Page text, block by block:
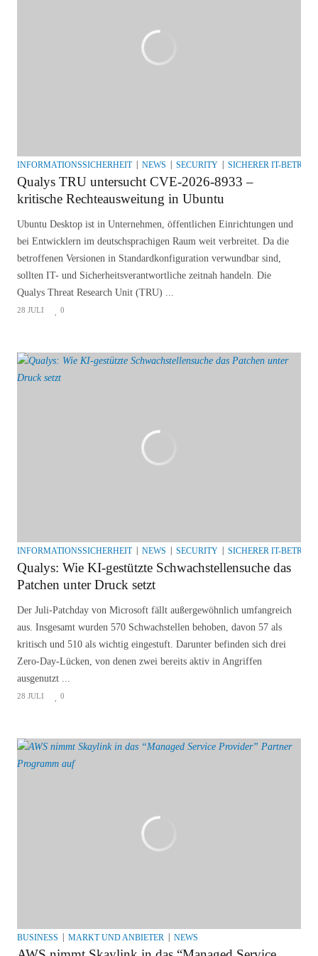
INFORMATIONSSICHERHEIT NEWS SECURITY SICHERER IT-BETRIEB
Qualys TRU untersucht CVE-2026-8933 –
kritische Rechteausweitung in Ubuntu
Ubuntu Desktop ist in Unternehmen, öffentlichen Einrichtungen und
bei Entwicklern im deutschsprachigen Raum weit verbreitet. Da die
betroffenen Versionen in Standardkonfiguration verwundbar sind,
sollten IT- und Sicherheitsverantwortliche zeitnah handeln. Die
Qualys Threat Research Unit (TRU) ...
28 JULI 0
INFORMATIONSSICHERHEIT NEWS SECURITY SICHERER IT-BETRIEB
Qualys: Wie KI-gestützte Schwachstellensuche das
Patchen unter Druck setzt
Der Juli-Patchday von Microsoft fällt außergewöhnlich umfangreich
aus. Insgesamt wurden 570 Schwachstellen behoben, davon 57 als
kritisch und 510 als wichtig eingestuft. Darunter befinden sich drei
Zero-Day-Lücken, von denen zwei bereits aktiv in Angriffen
ausgenutzt ...
28 JULI 0
BUSINESS MARKT UND ANBIETER NEWS